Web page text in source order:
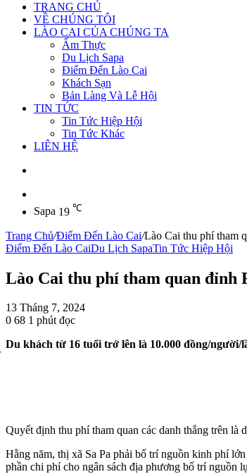
TRANG CHỦ
VỀ CHÚNG TÔI
LÀO CAI CỦA CHÚNG TA
Ẩm Thực
Du Lịch Sapa
Điểm Đến Lào Cai
Khách Sạn
Bản Làng Và Lễ Hội
TIN TỨC
Tin Tức Hiệp Hội
Tin Tức Khác
LIÊN HỆ
Sapa 19 ℃
Trang Chủ/Điểm Đến Lào Cai/Lào Cai thu phí tham
Điểm Đến Lào CaiDu Lịch SapaTin Tức Hiệp Hội
Lào Cai thu phí tham quan đỉnh
13 Tháng 7, 2024
0 68 1 phút đọc
Du khách từ 16 tuổi trở lên là 10.000 đồng/
Quyết định thu phí tham quan các danh thắng trên là
Hằng năm, thị xã Sa Pa phải bố trí nguồn kinh phí
phần chi phí cho ngân sách địa phương bố trí nguồn